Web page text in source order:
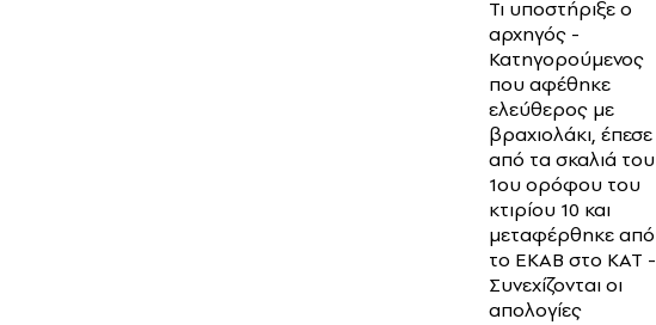
Τι υποστήριξε ο
αρχηγός -
Κατηγορούμενος
που αφέθηκε
ελεύθερος με
βραχιολάκι, έπεσε
από τα σκαλιά του
1ου ορόφου του
κτιρίου 10 και
μεταφέρθηκε από
το ΕΚΑΒ στο ΚΑΤ -
Συνεχίζονται οι
απολογίες